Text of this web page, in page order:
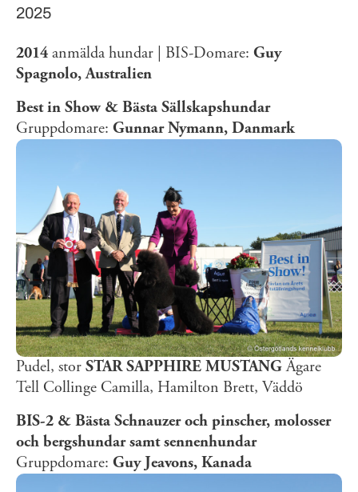
2025
2014 anmälda hundar | BIS-Domare: Guy
Spagnolo, Australien
Best in Show & Bästa Sällskapshundar
Gruppdomare: Gunnar Nymann, Danmark
Pudel, stor STAR SAPPHIRE MUSTANGÄgare
Tell Collinge Camilla, Hamilton Brett, Väddö
BIS-2 & Bästa Schnauzer och pinscher, molosser
och bergshundar samt sennenhundar
Gruppdomare: Guy Jeavons, Kanada